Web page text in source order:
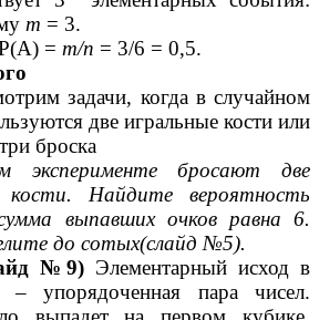
т = 3.
= т/п = 3/6 = 0,5.
задачи, когда в случайном
две игральные кости или
броска
эксперименте бросают две
кости. Найдите вероятность
выпавших очков равна 6.
до сотых(слайд №5).
№9) Элементарный исход в
упорядоченная пара чисел.